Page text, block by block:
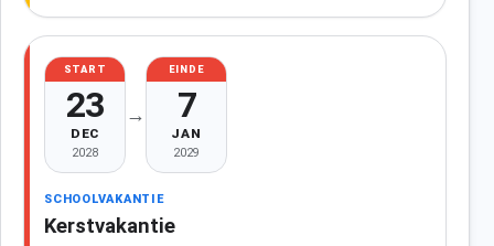
START
23
DEC
2028
→
EINDE
7
JAN
2029
SCHOOLVAKANTIE
Kerstvakantie